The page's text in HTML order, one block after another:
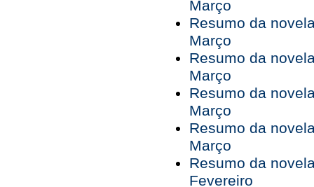
Março
Resumo da
Março
Resumo da
Março
Resumo da
Março
Resumo da
Março
Resumo da
Fevereiro